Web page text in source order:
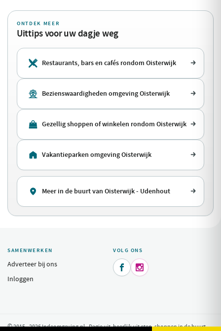
ONTDEK MEER
Uittips voor uw dagje weg
Restaurants, bars en cafés rondom Oisterwijk
Bezienswaardigheden omgeving Oisterwijk
Gezellig shoppen of winkelen rondom Oisterwijk
Vakantieparken omgeving Oisterwijk
Meer in de buurt van Oisterwijk - Udenhout
SAMENWERKEN
Adverteer bij ons
Inloggen
VOLG ONS
 
© 2015 - 2026 Indeomgeving.nl - Dagje uit, heerlijk uit eten, shoppen in de buurt